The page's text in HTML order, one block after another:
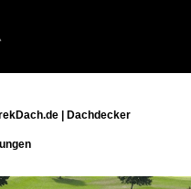
| Dachdecker